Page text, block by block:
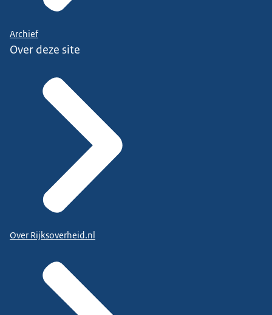
Archief
Over deze site
Over Rijksoverheid.nl